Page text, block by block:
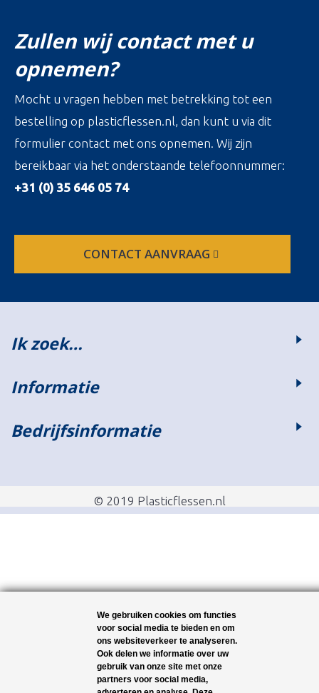
Zullen wij contact met u
opnemen?
Mocht u vragen hebben met betrekking tot een
bestelling op plasticflessen.nl, dan kunt u via dit
formulier contact met ons opnemen. Wij zijn
bereikbaar via het onderstaande telefoonnummer:
+31 (0) 35 646 05 74
CONTACT AANVRAAG
Ik zoek…
Informatie
Bedrijfsinformatie
© 2019 Plasticflessen.nl
We gebruiken cookies om functies
voor social media te bieden en om
ons websiteverkeer te analyseren.
Ook delen we informatie over uw
gebruik van onze site met onze
partners voor social media,